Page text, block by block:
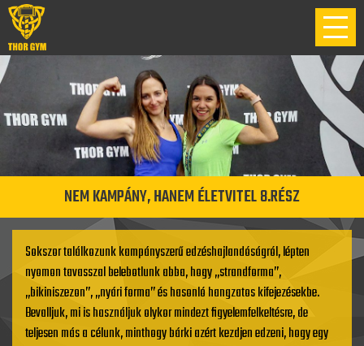
NEM KAMPÁNY, HANEM ÉLETVITEL 8.RÉSZ
Sokszor találkozunk kampányszerű edzéshajlandóságról, lépten
nyomon tavasszal belebotlunk abba, hogy „strandforma”,
„bikiniszezon”, „nyári forma” és hasonló hangzatos kifejezésekbe.
Bevalljuk, mi is használjuk olykor mindezt figyelemfelkeltésre, de
teljesen más a célunk, minthogy bárki azért kezdjen edzeni, hogy egy